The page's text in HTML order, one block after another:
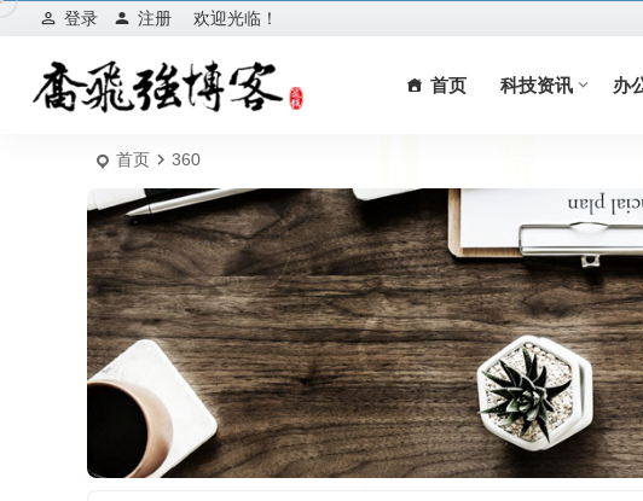
欢迎光临！
登录 注册
首页 科技资讯 办
首页 360